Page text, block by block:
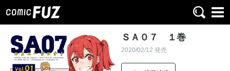
ＳＡ０７ １巻
2020/02/12 発売